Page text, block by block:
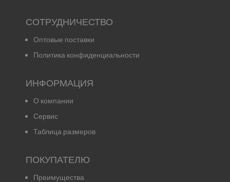
СОТРУДНИЧЕСТВО
Оптовые поставки
Политика конфиденциальности
ИНФОРМАЦИЯ
О компании
Сервис
Таблица размеров
ПОКУПАТЕЛЮ
Преимущества